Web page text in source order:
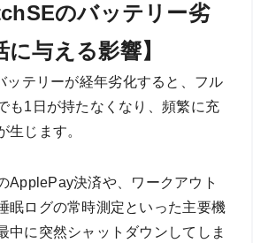
のバッテリー劣
与える影響】
ッテリーが経年劣化すると、フル
も1日が持たなくなり、頻繁に充
生じます。
ApplePay決済や、ワークアウト
眠ログの常時測定といった主要機
中に突然シャットダウンしてしま